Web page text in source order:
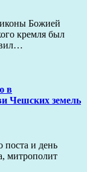
иконы Божией
кремля был
в
Чешских земель
поста и день
митрополит